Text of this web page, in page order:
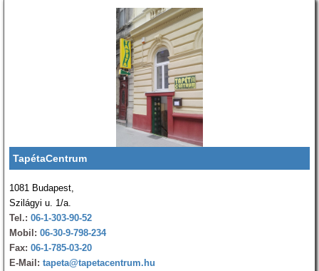
TapétaCentrum
1081 Budapest,
Szilágyi u. 1/a.
Tel.: 06-1-303-90-52
Mobil: 06-30-9-798-234
Fax: 06-1-785-03-20
E-Mail: tapeta@tapetacentrum.hu